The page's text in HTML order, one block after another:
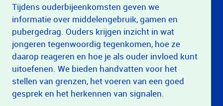
Tijdens ouderbijeenkomsten geven we
informatie over middelengebruik, gamen en
pubergedrag. Ouders krijgen inzicht in wat
jongeren tegenwoordig tegenkomen, hoe ze
daarop reageren en hoe je als ouder invloed kunt
uitoefenen. We bieden handvatten voor het
stellen van grenzen, het voeren van een goed
gesprek en het herkennen van signalen.